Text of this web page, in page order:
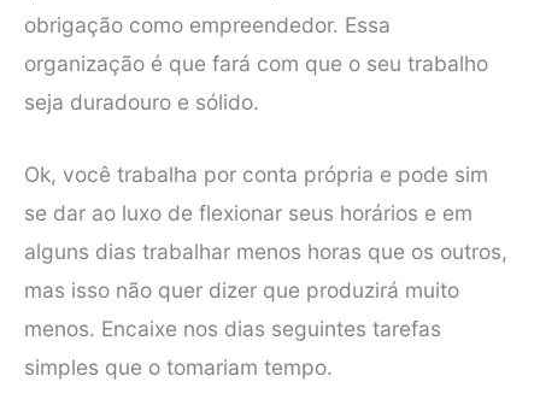
obrigação como empreendedor. Essa
organização é que fará com que o seu trabalho
seja duradouro e sólido.
Ok, você trabalha por conta própria e pode sim
se dar ao luxo de flexionar seus horários e em
alguns dias trabalhar menos horas que os outros,
mas isso não quer dizer que produzirá muito
menos. Encaixe nos dias seguintes tarefas
simples que o tomariam tempo.